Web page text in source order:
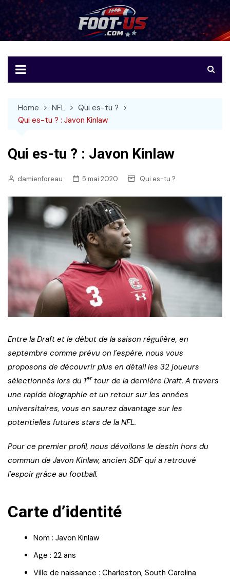
to
content
Foot-US
Le football américain en français
Home NFL
Qui es-tu ?
Qui es-tu ? : Javon Kinlaw
Qui es-tu ? : Javon Kinlaw
damienforeau 5 mai 2020 Qui es-tu ?
Entre la Draft et le début de la saison régulière, en
septembre comme prévu on l’espère, nous vous
proposons de découvrir plus en détail les 32 joueurs
sélectionnés lors du 1ertour de la dernière Draft. A travers
une rapide biographie et un retour sur les années
universitaires, vous en saurez davantage sur les
potentielles futures stars de la NFL.
Pour ce premier profil, nous dévoilons le destin hors du
commun de Javon Kinlaw, ancien SDF qui a retrouvé
l’espoir grâce au football.
Carte d’identité
Nom : Javon Kinlaw
Age : 22 ans
Ville de naissance : Charleston, South Carolina